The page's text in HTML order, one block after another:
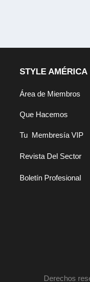
STYLE AMÉRICA
Área de Miembros
Que Hacemos
Tu Membresía VIP
Revista Del Sector
Boletín Profesional
Derechos